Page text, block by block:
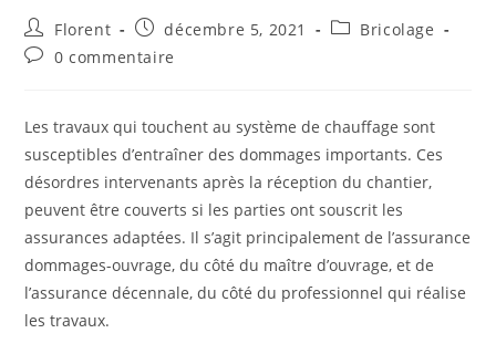
Florent décembre 5, 2021
Bricolage
0 commentaire
Les travaux qui touchent au système de chauffage sont
susceptibles d’entraîner des dommages importants. Ces
désordres intervenants après la réception du chantier,
peuvent être couverts si les parties ont souscrit les
assurances adaptées. Il s’agit principalement de l’assurance
dommages-ouvrage, du côté du maître d’ouvrage, et de
l’assurance décennale, du côté du professionnel qui réalise
les travaux.